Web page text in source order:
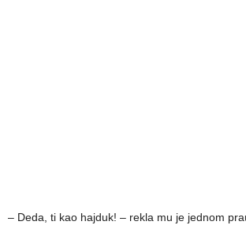
– Deda, ti kao hajduk! – rekla mu je jednom